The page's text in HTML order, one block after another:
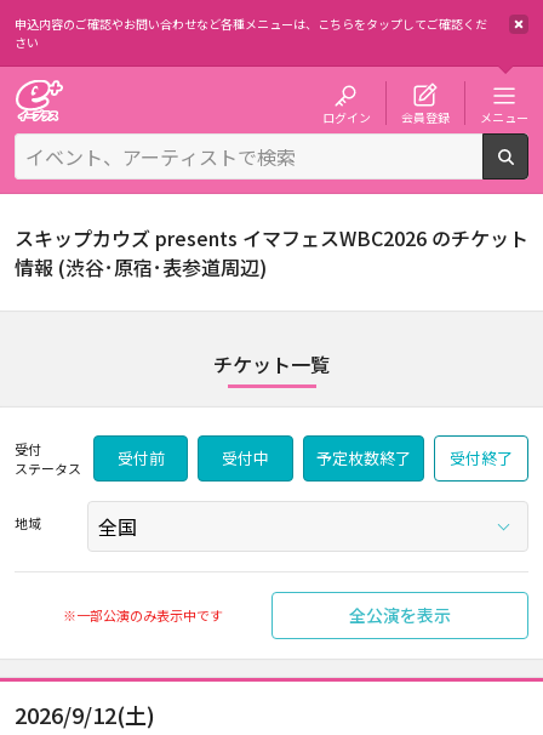
申込内容のご確認やお問い合わせなど各種メニューは、 こちらをタップしてご確認くだ
さい
ログイン 会員登録 メニュー
スキップカウズ presents イマフェスWBC2026 のチケット
情報 (渋谷･原宿･表参道周辺)
チケット一覧
受付
ステータス
受付前 受付中 予定枚数終了 受付終了
地域
※一部公演のみ表示中です 全公演を表示
2026/9/12(土)